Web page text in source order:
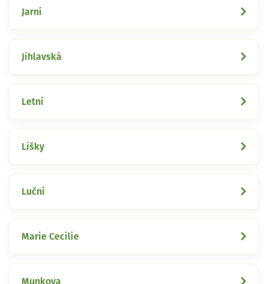
Jarní
Jihlavská
Letní
Lišky
Luční
Marie Cecilie
Munkova